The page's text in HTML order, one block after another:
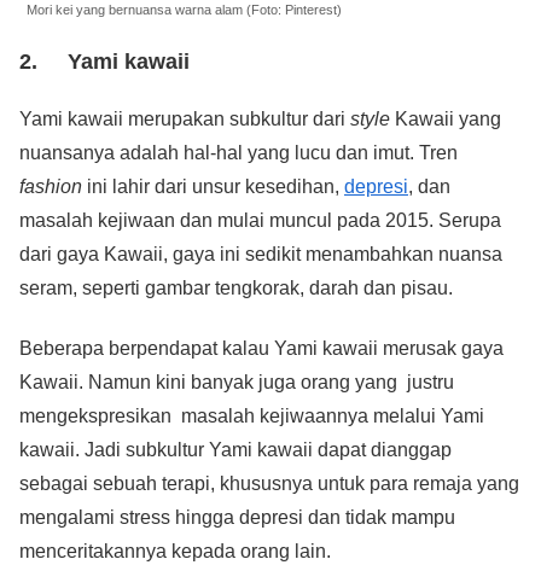
Mori kei yang bernuansa warna alam (Foto: Pinterest)
2. Yami kawaii
Yami kawaii merupakan subkultur dari style Kawaii yang
nuansanya adalah hal-hal yang lucu dan imut. Tren
fashion ini lahir dari unsur kesedihan, depresi, dan
masalah kejiwaan dan mulai muncul pada 2015. Serupa
dari gaya Kawaii, gaya ini sedikit menambahkan nuansa
seram, seperti gambar tengkorak, darah dan pisau.
Beberapa berpendapat kalau Yami kawaii merusak gaya
Kawaii. Namun kini banyak juga orang yang justru
mengekspresikan masalah kejiwaannya melalui Yami
kawaii. Jadi subkultur Yami kawaii dapat dianggap
sebagai sebuah terapi, khususnya untuk para remaja yang
mengalami stress hingga depresi dan tidak mampu
menceritakannya kepada orang lain.